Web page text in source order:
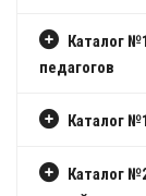
Каталог
педагогов
Каталог
Каталог